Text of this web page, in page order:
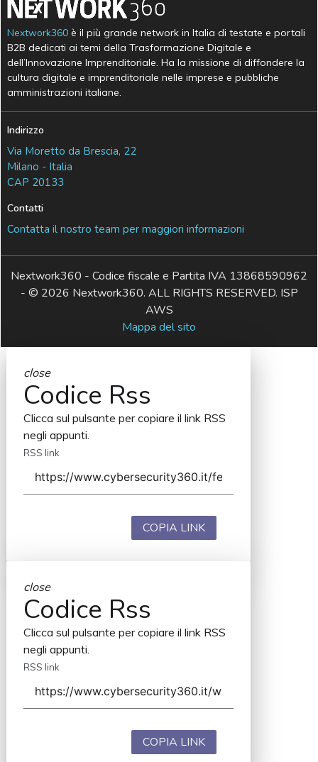
Nextwork360 è il più grande network in Italia di testate e portali
B2B dedicati ai temi della Trasformazione Digitale e
dell’Innovazione Imprenditoriale. Ha la missione di diffondere la
cultura digitale e imprenditoriale nelle imprese e pubbliche
amministrazioni italiane.
Indirizzo
Via Moretto da Brescia, 22
Milano - Italia
CAP 20133
Contatti
Contatta il nostro team per maggiori informazioni
Nextwork360 - Codice fiscale e Partita IVA 13868590962
- © 2026 Nextwork360. ALL RIGHTS RESERVED. ISP
AWS
Mappa del sito
close
Codice Rss
Clicca sul pulsante per copiare il link RSS
negli appunti.
RSS link
COPIA LINK
close
Codice Rss
Clicca sul pulsante per copiare il link RSS
negli appunti.
RSS link
COPIA LINK